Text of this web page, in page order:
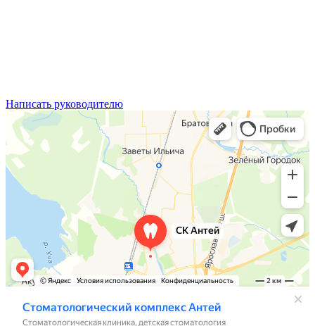
Написать руководителю